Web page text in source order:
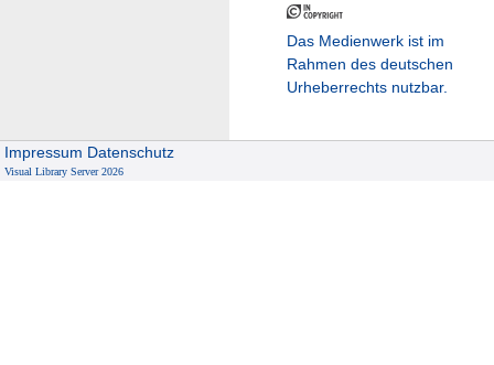
Das Medienwerk ist im
Rahmen des deutschen
Urheberrechts nutzbar.
Impressum Datenschutz
Visual Library Server 2026